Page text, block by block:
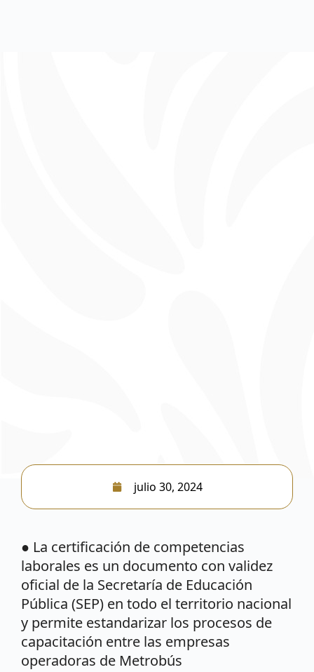
● La certificación de competencias
laborales es un documento con validez
oficial de la Secretaría de Educación
Pública (SEP) en todo el territorio nacional
y permite estandarizar los procesos de
capacitación entre las empresas
operadoras de Metrobús
julio 30, 2024